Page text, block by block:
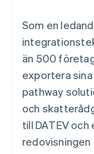
Som en
än 500
exportera
pathway
och
till DATEV
redovisningen